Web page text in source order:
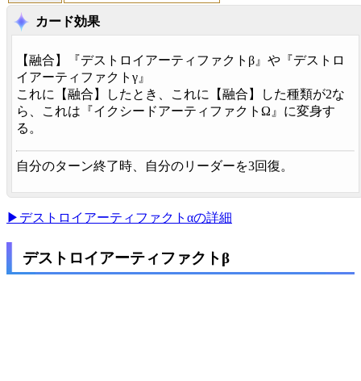
カード効果
【融合 】『デストロイアーティファクトβ』や『デストロ
イアーティファクトγ』
これに【融合 】したとき、これに【融合 】した種類が2な
ら、これは『イクシードアーティファクトΩ』に変身す
る。
自分のターン終了時、自分のリーダーを3回復。
▶デストロイアーティファクトαの詳細
デストロイアーティファクトβ